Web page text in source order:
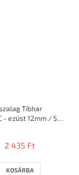
Tibhar
- ezüst 12mm / 5m
2 435 Ft
KOSÁRBA